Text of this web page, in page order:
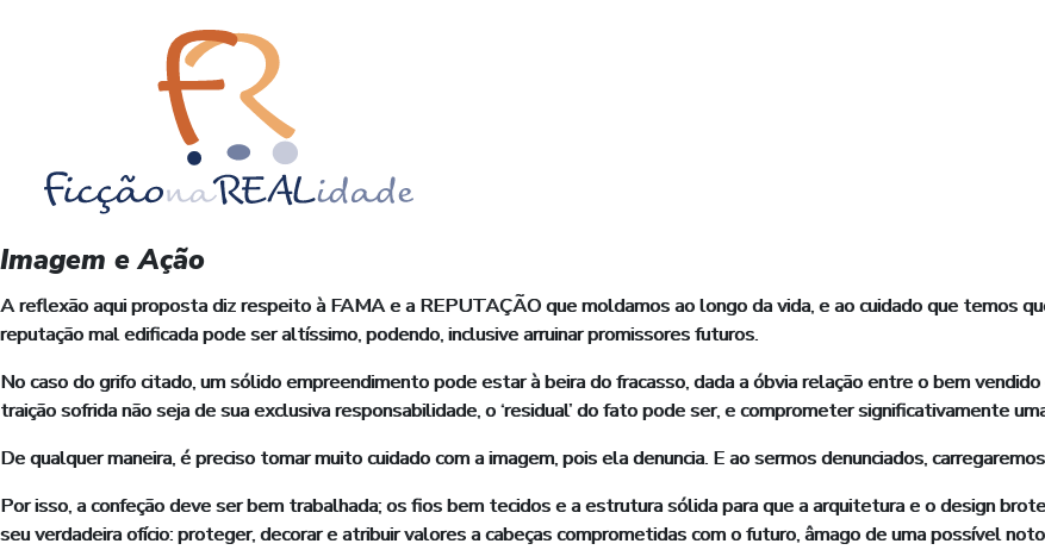
Imagem e Ação
A reflexão aqui proposta diz respeito à FAMA e a REPUTAÇÃO que moldamos ao longo da vida, e ao cuidado que temos
reputação mal edificada pode ser altíssimo, podendo, inclusive arruinar promissores futuros.
No caso do grifo citado, um sólido empreendimento pode estar à beira do fracasso, dada a óbvia relação entre o bem
traição sofrida não seja de sua exclusiva responsabilidade, o ‘residual’ do fato pode ser, e comprometer significativamente
De qualquer maneira, é preciso tomar muito cuidado com a imagem, pois ela denuncia. E ao sermos denunciados,
Por isso, a confeção deve ser bem trabalhada; os fios bem tecidos e a estrutura sólida para que a arquitetura e o design
seu verdadeira ofício: proteger, decorar e atribuir valores a cabeças comprometidas com o futuro, âmago de uma possível